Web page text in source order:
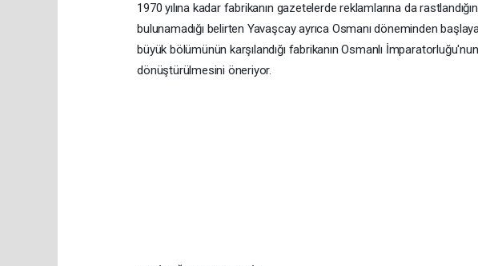
1970 yılına kadar fabrikanın gazetelerde reklamlarına da
bulunamadığı belirten Yavaşcay ayrıca Osmanı döneminden
büyük bölümünün karşılandığı fabrikanın Osmanlı
dönüştürülmesini öneriyor.